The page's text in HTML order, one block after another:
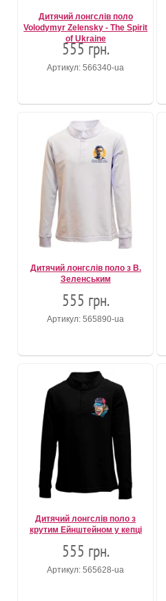
Дитячий лонгслів поло
Volodymyr Zelensky - The Spirit
of Ukraine
555 грн.
Артикул: 566340-ua
Дитячий лонгслів поло з В.
Зеленським
555 грн.
Артикул: 565890-ua
Дитячий лонгслів поло з
крутим Ейнштейном у кепці
555 грн.
Артикул: 565628-ua